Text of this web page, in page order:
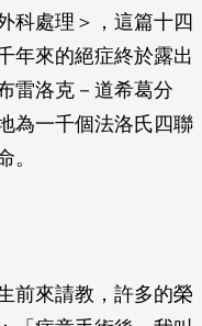
科處理＞，這篇十四
年來的絕症終於露出
雷洛克－道希葛分
為一千個法洛氏四聯
。
前來請教，許多的榮